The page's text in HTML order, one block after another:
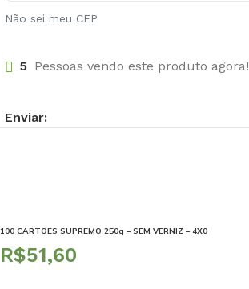
Não sei meu CEP
5 Pessoas vendo este produto agora!
Enviar:
100 CARTÕES SUPREMO 250g – SEM VERNIZ – 4X0
R$